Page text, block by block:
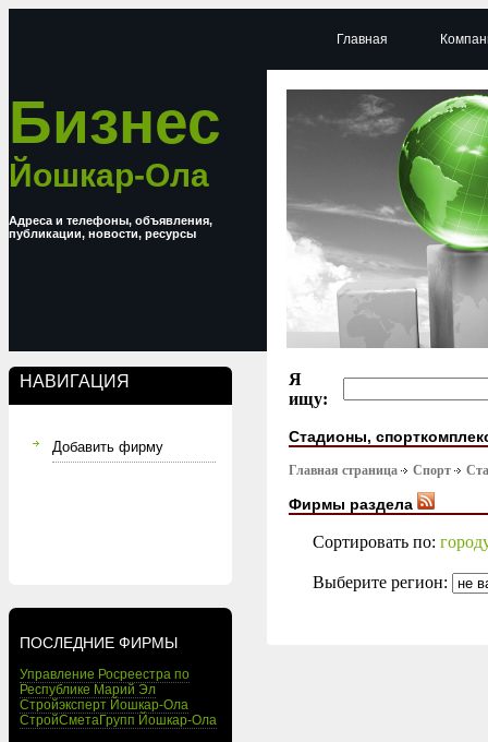
Бизнес
Йошкар-Ола
Адреса и телефоны, объявления,
публикации, новости, ресурсы
НАВИГАЦИЯ
Добавить фирму
ПОСЛЕДНИЕ ФИРМЫ
Управление Росреестра по
Республике Марий Эл
Стройэксперт Йошкар-Ола
СтройСметаГрупп Йошкар-Ола
Главная
Я
ищу:
Стадионы,
Главная страница Спорт
Фирмы раздела
Сортировать по:
Выберите регион: